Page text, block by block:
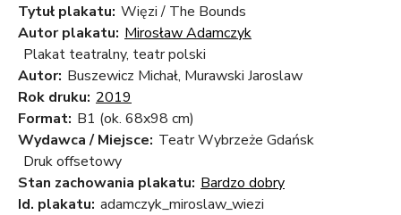
Tytuł plakatu: Więzi / The Bounds
Autor plakatu: Mirosław Adamczyk
Plakat teatralny, teatr polski
Autor: Buszewicz Michał, Murawski Jaroslaw
Rok druku: 2019
Format: B1 (ok. 68x98 cm)
Wydawca / Miejsce: Teatr Wybrzeże Gdańsk
Druk offsetowy
Stan zachowania plakatu: Bardzo dobry
Id. plakatu: adamczyk_miroslaw_wiezi